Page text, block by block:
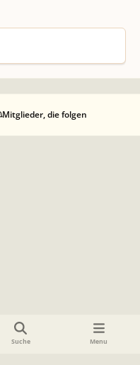
Mitglieder, die folgen
Suche Menu